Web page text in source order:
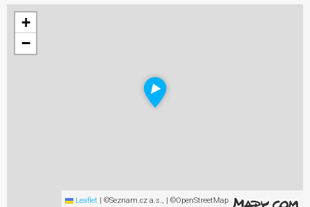
+
−
Leaflet | ©Seznam.cz a.s., | ©OpenStreetMap